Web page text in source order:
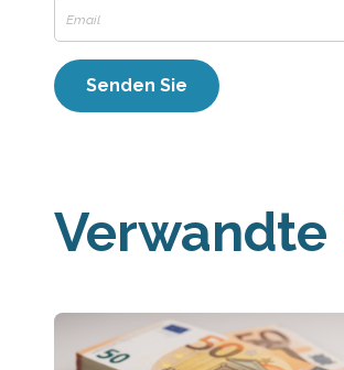
Verwandte